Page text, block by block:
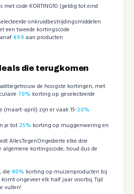
code KORTING10 (geldig tot eind
onkruidbestrijdingsmiddelen
een tweede kortingscode
€49 aan producten
die terugkomen
de hoogste kortingen, met
70% korting op geselecteerde
(maart-april) zijn er vaak 15-20%
je tot 25% korting op muggenwering en
AllesTegenOngedierte elke drie
kortingscode; houd dus de
die 80% korting op muizenproducten bij
ongeveer elk half jaar voorbij. Tijd
vullen!